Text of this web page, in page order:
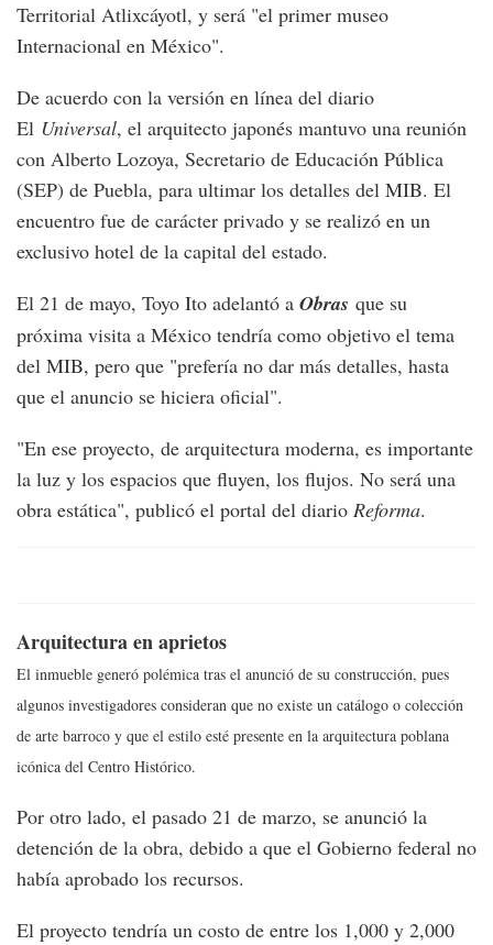
Territorial Atlixcáyotl, y será "el primer museo
Internacional en México".
De acuerdo con la versión en línea del diario
El Universal, el arquitecto japonés mantuvo una reunión
con Alberto Lozoya, Secretario de Educación Pública
(SEP) de Puebla, para ultimar los detalles del MIB. El
encuentro fue de carácter privado y se realizó en un
exclusivo hotel de la capital del estado.
El 21 de mayo, Toyo Ito adelantó a Obras que su
próxima visita a México tendría como objetivo el tema
del MIB, pero que "prefería no dar más detalles, hasta
que el anuncio se hiciera oficial".
"En ese proyecto, de arquitectura moderna, es importante
la luz y los espacios que fluyen, los flujos. No será una
obra estática", publicó el portal del diario Reforma.
Arquitectura en aprietos
El inmueble generó polémica tras el anunció de su construcción, pues
algunos investigadores consideran que no existe un catálogo o colección
de arte barroco y que el estilo esté presente en la arquitectura poblana
icónica del Centro Histórico.
Por otro lado, el pasado 21 de marzo, se anunció la
detención de la obra, debido a que el Gobierno federal no
había aprobado los recursos.
El proyecto tendría un costo de entre los 1,000 y 2,000